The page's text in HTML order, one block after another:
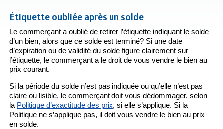
Étiquette oubliée après un solde
Le commerçant a oublié de retirer l’étiquette indiquant le solde
d’un bien, alors que ce solde est terminé? Si une date
d’expiration ou de validité du solde figure clairement sur
l’étiquette, le commerçant a le droit de vous vendre le bien au
prix courant.
Si la période du solde n’est pas indiquée ou qu’elle n’est pas
claire ou lisible, le commerçant doit vous dédommager, selon
la Politique d’exactitude des prix, si elle s’applique. Si la
Politique ne s’applique pas, il doit vous vendre le bien au prix
en solde.